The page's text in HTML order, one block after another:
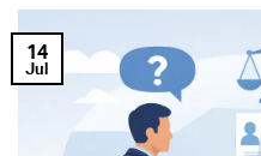
14
Jul